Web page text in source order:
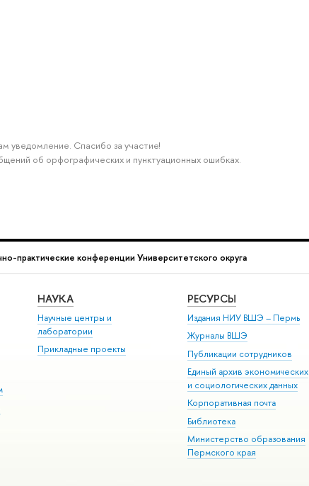
уведомление. Спасибо за участие!
об орфографических и пунктуационных ошибках.
практические конференции Университетского округа
НАУКА
Научные центры и
лаборатории
Прикладные проекты
РЕСУРСЫ
Издания НИУ ВШЭ ­– Пермь
Журналы ВШЭ
Публикации сотрудников
Единый архив экономических
и социологических данных
Корпоративная почта
Библиотека
Министерство образования
Пермского края